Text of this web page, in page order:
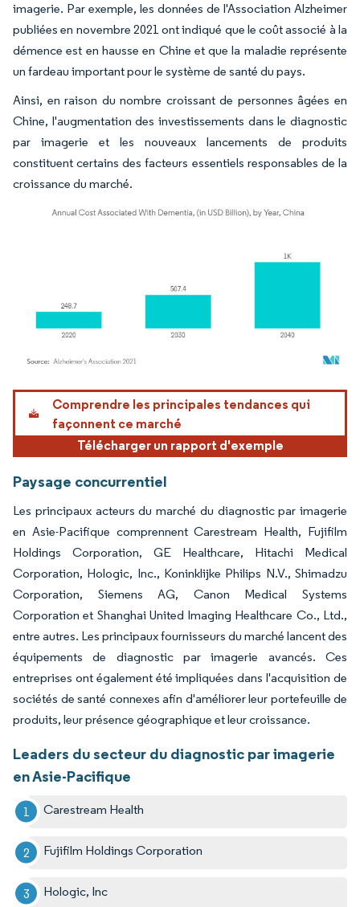
imagerie. Par exemple, les données de l'Association Alzheimer
publiées en novembre 2021 ont indiqué que le coût associé à la
démence est en hausse en Chine et que la maladie représente
un fardeau important pour le système de santé du pays.
Ainsi, en raison du nombre croissant de personnes âgées en
Chine, l'augmentation des investissements dans le diagnostic
par imagerie et les nouveaux lancements de produits
constituent certains des facteurs essentiels responsables de la
croissance du marché.
Image © Mordor Intelligence. La réutilisation nécessite une attribution sous CC BY
Comprendre les principales tendances qui
façonnent ce marché
Télécharger un rapport d'exemple
Paysage concurrentiel
Les principaux acteurs du marché du diagnostic par imagerie
en Asie-Pacifique comprennent Carestream Health, Fujifilm
Holdings Corporation, GE Healthcare, Hitachi Medical
Corporation, Hologic, Inc., Koninklijke Philips N.V., Shimadzu
Corporation, Siemens AG, Canon Medical Systems
Corporation et Shanghai United Imaging Healthcare Co., Ltd.,
entre autres. Les principaux fournisseurs du marché lancent des
équipements de diagnostic par imagerie avancés. Ces
entreprises ont également été impliquées dans l'acquisition de
sociétés de santé connexes afin d'améliorer leur portefeuille de
produits, leur présence géographique et leur croissance.
Leaders du secteur du diagnostic par imagerie
en Asie-Pacifique
Carestream Health
Fujifilm Holdings Corporation
Hologic, Inc